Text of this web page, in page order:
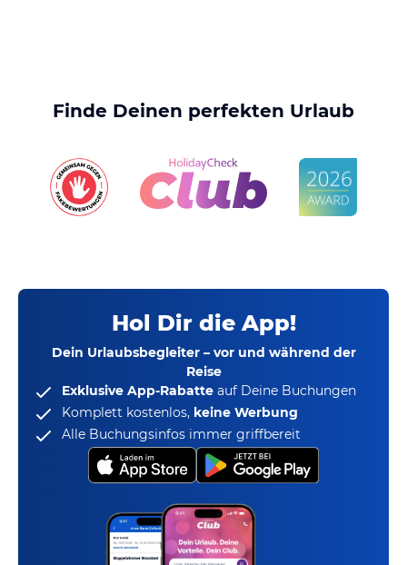
Finde Deinen perfekten Urlaub
Hol Dir die App!
Dein Urlaubsbegleiter – vor und während der
Reise
Exklusive App-Rabatte auf Deine Buchungen
Komplett kostenlos, keine Werbung
Alle Buchungsinfos immer griffbereit